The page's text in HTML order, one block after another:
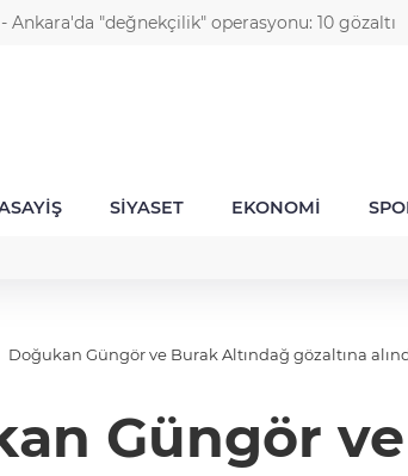
- Ankara'da "değnekçilik" operasyonu: 10 gözaltı
TND
16,2353
BGN
27,9743
0,0018
GAU/
SİYASET EKONOMİ
Doğukan Güngör ve Burak Altındağ gözaltına
Güngör